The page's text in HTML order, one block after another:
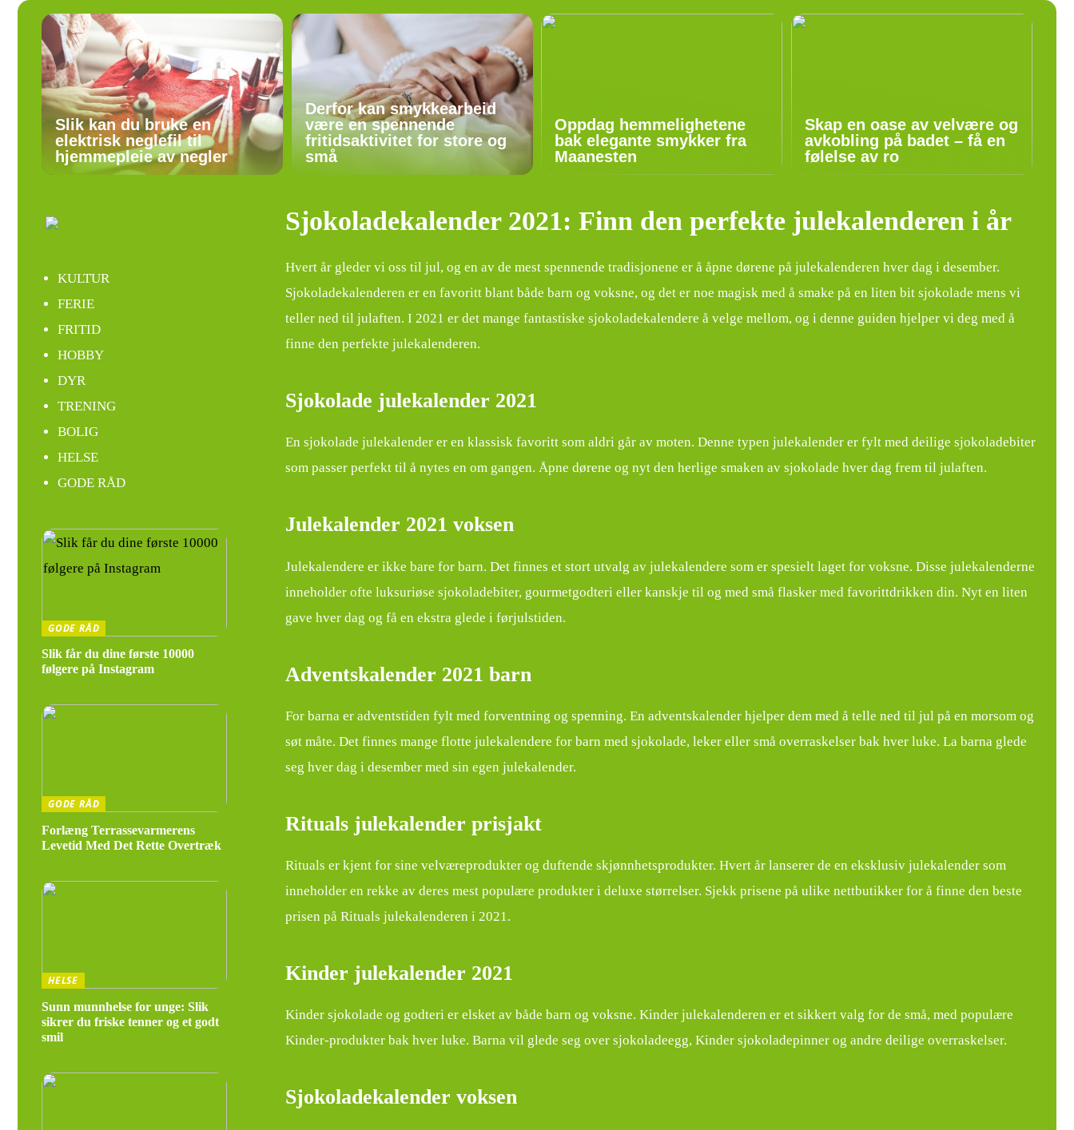
Slik kan du bruke en
elektrisk neglefil til
hjemmepleie av negler
Derfor kan smykkearbeid
være en spennende
fritidsaktivitet for store og
små
Oppdag hemmelighetene
bak elegante smykker fra
Maanesten
Skap en oase av velvære og
avkobling på badet – få en
følelse av ro
Sjokoladekalender 2021: Finn den perfekte julekalenderen i år
Hvert år gleder vi oss til jul, og en av de mest spennende tradisjonene er å åpne dørene på julekalenderen hver dag i desember.
Sjokoladekalenderen er en favoritt blant både barn og voksne, og det er noe magisk med å smake på en liten bit sjokolade mens vi
teller ned til julaften. I 2021 er det mange fantastiske sjokoladekalendere å velge mellom, og i denne guiden hjelper vi deg med å
finne den perfekte julekalenderen.
Sjokolade julekalender 2021
En sjokolade julekalender er en klassisk favoritt som aldri går av moten. Denne typen julekalender er fylt med deilige sjokoladebiter
som passer perfekt til å nytes en om gangen. Åpne dørene og nyt den herlige smaken av sjokolade hver dag frem til julaften.
Julekalender 2021 voksen
Julekalendere er ikke bare for barn. Det finnes et stort utvalg av julekalendere som er spesielt laget for voksne. Disse julekalenderne
inneholder ofte luksuriøse sjokoladebiter, gourmetgodteri eller kanskje til og med små flasker med favorittdrikken din. Nyt en liten
gave hver dag og få en ekstra glede i førjulstiden.
Adventskalender 2021 barn
For barna er adventstiden fylt med forventning og spenning. En adventskalender hjelper dem med å telle ned til jul på en morsom og
søt måte. Det finnes mange flotte julekalendere for barn med sjokolade, leker eller små overraskelser bak hver luke. La barna glede
seg hver dag i desember med sin egen julekalender.
Rituals julekalender prisjakt
Rituals er kjent for sine velværeprodukter og duftende skjønnhetsprodukter. Hvert år lanserer de en eksklusiv julekalender som
inneholder en rekke av deres mest populære produkter i deluxe størrelser. Sjekk prisene på ulike nettbutikker for å finne den beste
prisen på Rituals julekalenderen i 2021.
Kinder julekalender 2021
Kinder sjokolade og godteri er elsket av både barn og voksne. Kinder julekalenderen er et sikkert valg for de små, med populære
Kinder-produkter bak hver luke. Barna vil glede seg over sjokoladeegg, Kinder sjokoladepinner og andre deilige overraskelser.
Sjokoladekalender voksen
KULTUR
FERIE
FRITID
HOBBY
DYR
TRENING
BOLIG
HELSE
GODE RÅD
GODE RÅD
Slik får du dine første 10000
følgere på Instagram
GODE RÅD
Forlæng Terrassevarmerens
Levetid Med Det Rette Overtræk
HELSE
Sunn munnhelse for unge: Slik
sikrer du friske tenner og et godt
smil